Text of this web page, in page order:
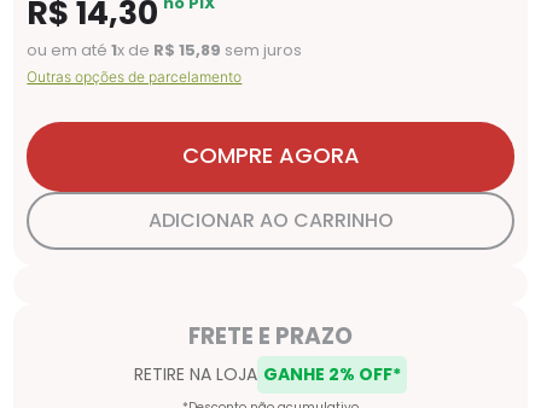
R$14,30
ou em até1x de R$ 15,89 sem juros
Outras opções de parcelamento
COMPRE AGORA
ADICIONAR AO CARRINHO